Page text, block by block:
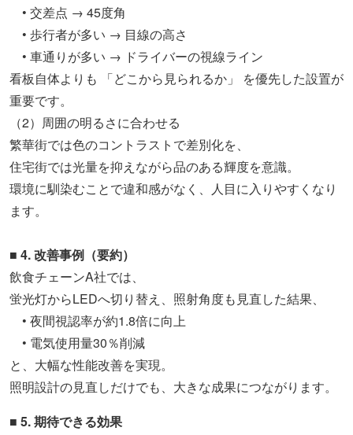
• 交差点 → 45度角
• 歩行者が多い → 目線の高さ
• 車通りが多い → ドライバーの視線ライン
看板自体よりも 「どこから見られるか」 を優先した設置が
重要です。
（2）周囲の明るさに合わせる
繁華街では色のコントラストで差別化を、
住宅街では光量を抑えながら品のある輝度を意識。
環境に馴染むことで違和感がなく、人目に入りやすくなり
ます。
■ 4. 改善事例（要約）
飲食チェーンA社では、
蛍光灯からLEDへ切り替え、照射角度も見直した結果、
• 夜間視認率が約1.8倍に向上
• 電気使用量30％削減
と、大幅な性能改善を実現。
照明設計の見直しだけでも、大きな成果につながります。
■ 5. 期待できる効果